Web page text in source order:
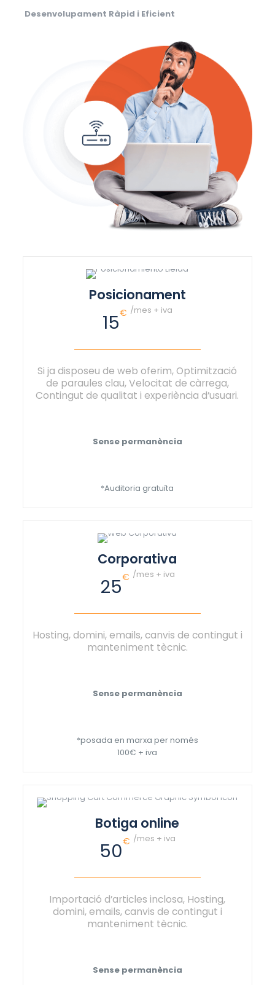
Desenvolupament Ràpid i Eficient
Posicionament
15€ /mes + iva
Si ja disposeu de web oferim, Optimització
de paraules clau, Velocitat de càrrega,
Contingut de qualitat i experiència d’usuari.
Sense permanència
*Auditoria gratuïta
Corporativa
25€ /mes + iva
Hosting, domini, emails, canvis de contingut i
manteniment tècnic.
Sense permanència
*posada en marxa per només
100€ + iva
Botiga online
50€ /mes + iva
Importació d’articles inclosa, Hosting,
domini, emails, canvis de contingut i
manteniment tècnic.
Sense permanència